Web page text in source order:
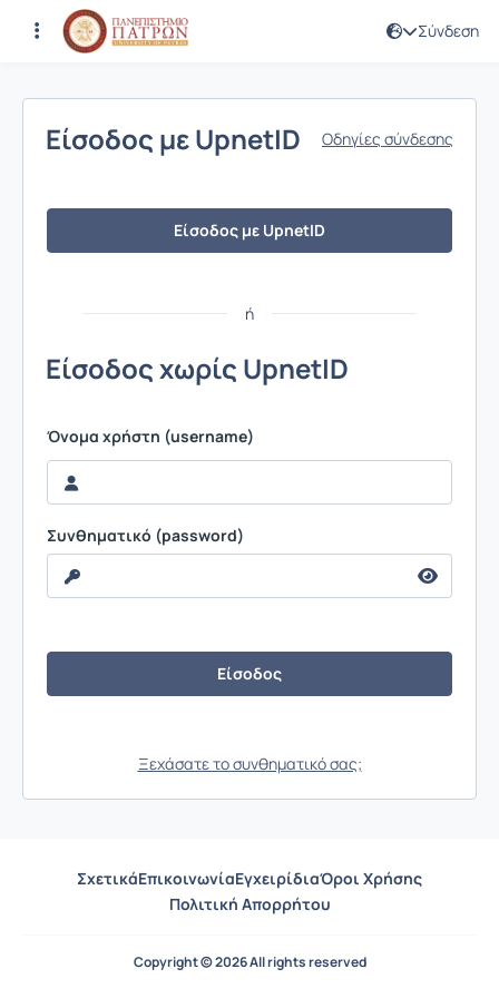
Σύνδεση
Σύνδεση
Είσοδος με UpnetID Οδηγίες σύνδεσης
Είσοδος με UpnetID
ή
Είσοδος χωρίς UpnetID
Όνομα χρήστη (username)
Συνθηματικό (password)
Ξεχάσατε το συνθηματικό σας;
ΣχετικάΕπικοινωνίαΕγχειρίδιαΌροι Χρήσης
Πολιτική Απορρήτου
Copyright © 2026 All rights reserved